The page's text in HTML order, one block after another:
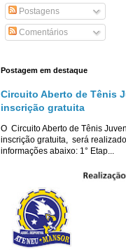
Postagens
Comentários
Postagem em destaque
Circuito Aberto de Tênis
inscrição gratuita
O Circuito Aberto de Tênis
inscrição gratuita, será
informações abaixo: 1° Etap...